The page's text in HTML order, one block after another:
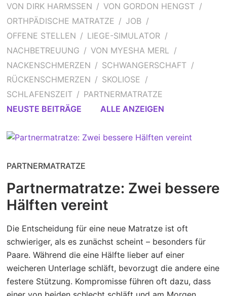
VON DIRK HARMSSEN
VON GORDON HENGST
ORTHPÄDISCHE MATRATZE
JOB
OFFENE STELLEN
LIEGE-SIMULATOR
NACHBETREUUNG
VON MYESHA MERL
NACKENSCHMERZEN
SCHWANGERSCHAFT
RÜCKENSCHMERZEN
SKOLIOSE
SCHLAFENSZEIT
PARTNERMATRATZE
NEUSTE BEITRÄGE
ALLE ANZEIGEN
PARTNERMATRATZE
Partnermatratze: Zwei bessere
Hälften vereint
Die Entscheidung für eine neue Matratze ist oft
schwieriger, als es zunächst scheint – besonders für
Paare. Während die eine Hälfte lieber auf einer
weicheren Unterlage schläft, bevorzugt die andere eine
festere Stützung. Kompromisse führen oft dazu, dass